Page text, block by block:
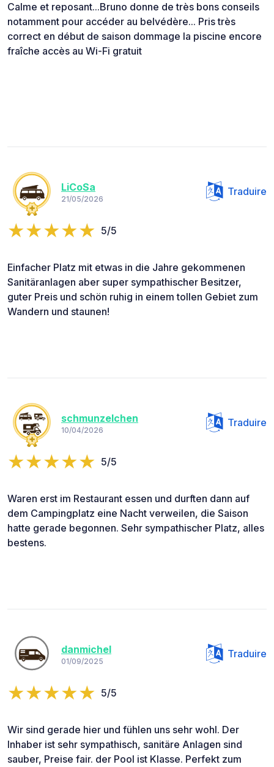
Calme et reposant...Bruno donne de très bons conseils
notamment pour accéder au belvédère... Pris très
correct en début de saison dommage la piscine encore
fraîche accès au Wi-Fi gratuit
LiCoSa
21/05/2026
Traduire
5/5
Einfacher Platz mit etwas in die Jahre gekommenen
Sanitäranlagen aber super sympathischer Besitzer,
guter Preis und schön ruhig in einem tollen Gebiet zum
Wandern und staunen!
schmunzelchen
10/04/2026
Traduire
5/5
Waren erst im Restaurant essen und durften dann auf
dem Campingplatz eine Nacht verweilen, die Saison
hatte gerade begonnen. Sehr sympathischer Platz, alles
bestens.
danmichel
01/09/2025
Traduire
5/5
Wir sind gerade hier und fühlen uns sehr wohl. Der
Inhaber ist sehr sympathisch, sanitäre Anlagen sind
sauber, Preise fair. der Pool ist Klasse. Perfekt zum